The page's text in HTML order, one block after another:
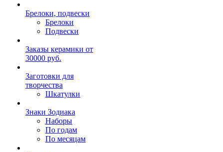
Брелоки, подвески
Брелоки
Подвески
Заказы керамики от
30000 руб.
Заготовки для
творчества
Шкатулки
Знаки Зодиака
Наборы
По годам
По месяцам